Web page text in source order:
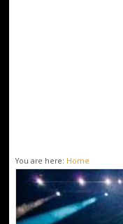
You are here: Home